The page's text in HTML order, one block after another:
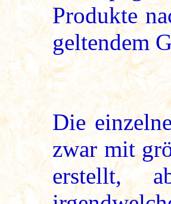
Produkte
geltendem
Die
zwar mit
erstellt,